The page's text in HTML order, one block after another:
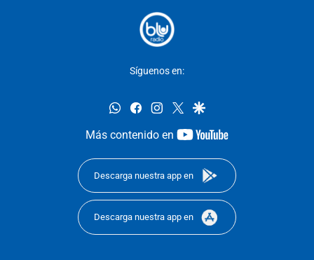
Síguenos en:
whatsappfacebookinstagram
twittergoogle
Más contenido en
youtube-
Descarga nuestra app en
Descarga nuestra app en